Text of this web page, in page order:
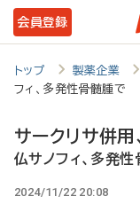
メ
イ
テ
会員登録
トップ 製薬企業
フィ、多発性骨髄腫で
サークリサ併
仏サノフィ、多発
2024/11/22 20:08